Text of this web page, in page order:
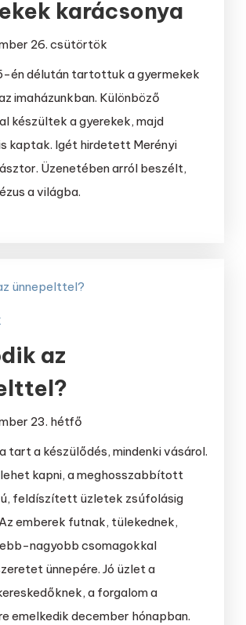
karácsonya
26. csütörtök
én délután tartottuk a gyermekek
imaházunkban. Különböző
készültek a gyerekek, majd
kaptak. Igét hirdetett Merényi
Üzenetében arról beszélt,
a világba.
az
23. hétfő
tart a készülődés, mindenki vásárol.
lehet kapni, a meghosszabbított
feldíszített üzletek zsúfolásig
emberek futnak, tülekednek,
nagyobb csomagokkal
ünnepére. Jó üzlet a
a forgalom a
emelkedik december hónapban.